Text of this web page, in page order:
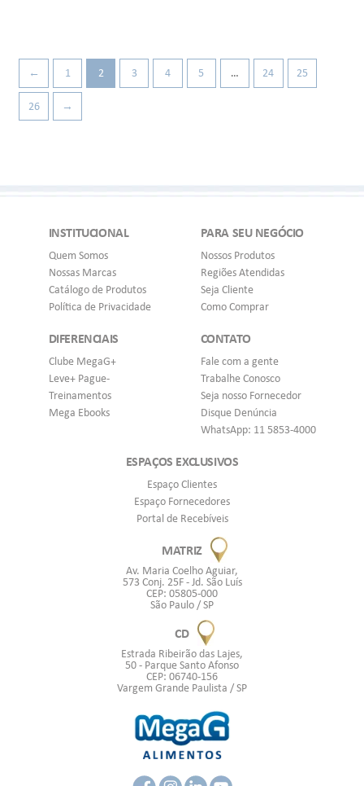
← 1 2 3 4 5 … 24 25
26 →
INSTITUCIONAL
Quem Somos
Nossas Marcas
Catálogo de Produtos
Política de Privacidade
PARA SEU NEGÓCIO
Nossos Produtos
Regiões Atendidas
Seja Cliente
Como Comprar
DIFERENCIAIS
Clube MegaG+
Leve+ Pague-
Treinamentos
Mega Ebooks
CONTATO
Fale com a gente
Trabalhe Conosco
Seja nosso Fornecedor
Disque Denúncia
WhatsApp: 11 5853-4000
ESPAÇOS EXCLUSIVOS
Espaço Clientes
Espaço Fornecedores
Portal de Recebíveis
MATRIZ
Av. Maria Coelho Aguiar,
573 Conj. 25F - Jd. São Luís
CEP: 05805-000
São Paulo / SP
CD
Estrada Ribeirão das Lajes,
50 - Parque Santo Afonso
CEP: 06740-156
Vargem Grande Paulista / SP